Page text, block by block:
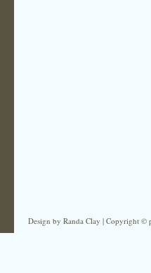
Design by Randa Clay | Copyright ©